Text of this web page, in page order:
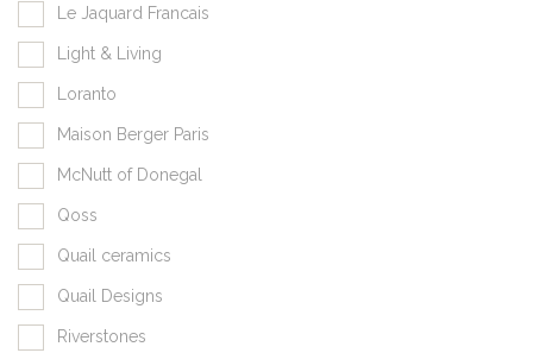
Le Jaquard Francais
Light & Living
Loranto
Maison Berger Paris
McNutt of Donegal
Qoss
Quail ceramics
Quail Designs
Riverstones